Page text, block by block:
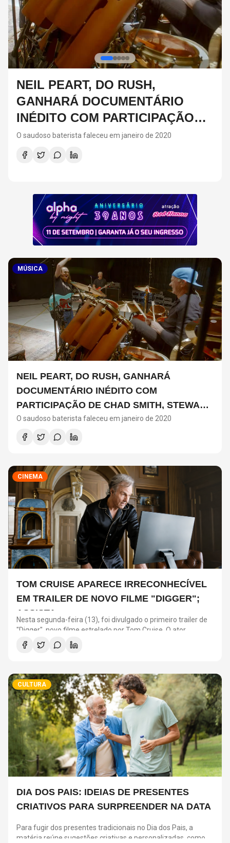
DIA DOS PAIS: IDEIAS DE
PRESENTES CRIATIVOS PARA
SURPREENDER NA DATA
Para fugir dos presentes tradicionais no Dia dos Pais, a
vinis, cursos de gastronomia, assinaturas de café, ingressos
MÚSICA
NEIL PEART, DO RUSH, GANHARÁ
DOCUMENTÁRIO INÉDITO COM
PARTICIPAÇÃO DE CHAD SMITH, STEWART
COPELAND E DANNY CAREY
O saudoso baterista faleceu em janeiro de 2020
CINEMA
TOM CRUISE APARECE IRRECONHECÍVEL
EM TRAILER DE NOVO FILME "DIGGER";
ASSISTA
Nesta segunda-feira (13), foi divulgado o primeiro trailer de
"Digger", novo filme estrelado por Tom Cruise. O ator
interpreta o personagem que dá nome à produção, dirigida
por Alejandro González Iñárritu – conhecido por “O
CULTURA
DIA DOS PAIS: IDEIAS DE PRESENTES
CRIATIVOS PARA SURPREENDER NA DATA
Para fugir dos presentes tradicionais no Dia dos Pais, a
matéria reúne sugestões criativas e personalizadas, como